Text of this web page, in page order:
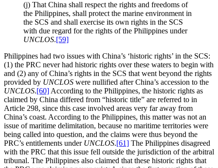
(j) That China shall respect the rights and freedoms of
the Philippines, shall protect the marine environment in
the SCS and shall exercise its own rights in the SCS
with due regard for the rights of the Philippines under
UNCLOS.[59]
Philippines had two issues with China’s ‘historic rights’ in the SCS:
(1) the PRC never had historic rights over these waters to begin with
and (2) any of China’s rights in the SCS that went beyond the rights
provided by UNCLOS were nullified after China’s accession to the
UNCLOS.[60] According to the Philippines, the historic rights as
claimed by China differed from “historic title” are referred to in
Article 298, since this case involved areas very far away from
China’s coast. According to the Philippines, this matter was not an
issue of maritime delimitation, because no maritime territories were
being called into question, and the claims were thus beyond the
PRC’s entitlements under UNCLOS.[61] The Philippines disagreed
with the PRC that this issue fell outside the jurisdiction of the arbitral
tribunal. The Philippines also claimed that these historic rights that